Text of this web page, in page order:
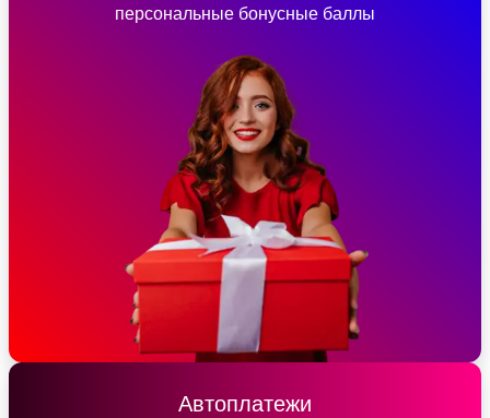
персональные бонусные баллы
Автоплатежи